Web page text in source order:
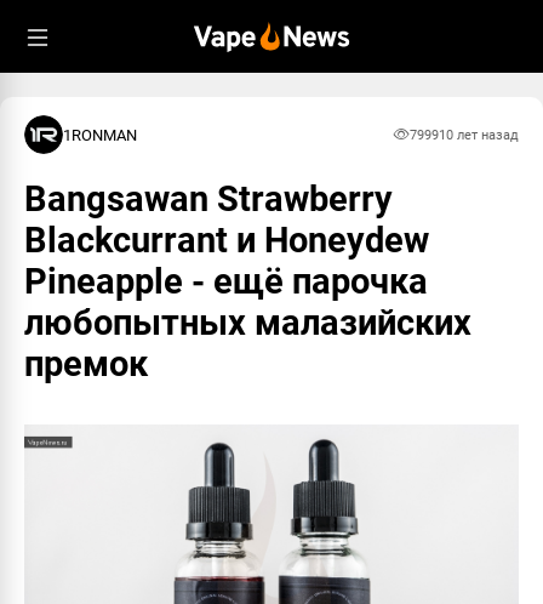
1RONMAN 799910 лет назад
Bangsawan Strawberry
Blackcurrant и Honeydew
Pineapple - ещё парочка
любопытных малазийских
премок